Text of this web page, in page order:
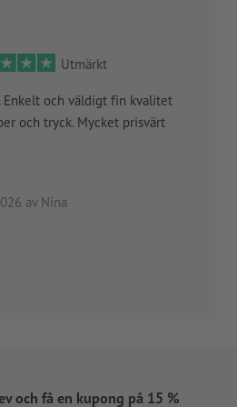
Utmärkt
Enkelt och väldigt fin kvalitet
och tryck. Mycket prisvärt
av Nina
och få en kupong på 15 %